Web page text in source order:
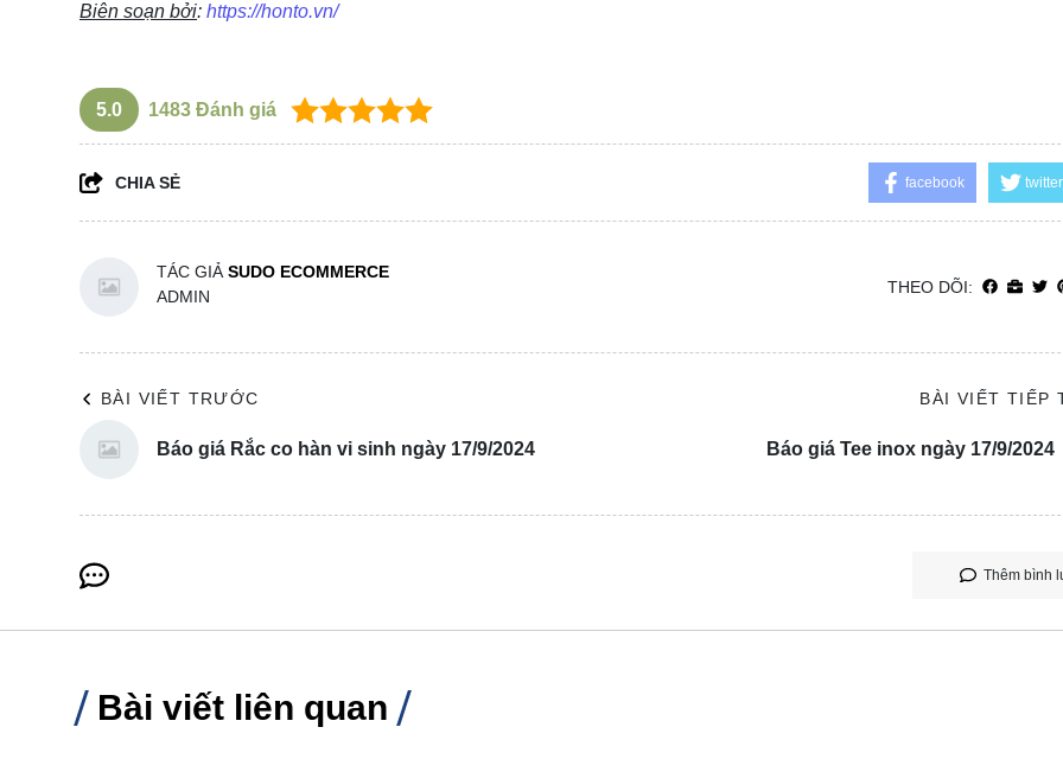
Biên soạn bởi: https://honto.vn/
5.0 1483 Đánh giá
CHIA SẺ facebook twitter
TÁC GIẢ SUDO ECOMMERCE
ADMIN
THEO DÕI:
BÀI VIẾT TRƯỚC
Báo giá Rắc co hàn vi sinh ngày 17/9/2024
BÀI VIẾT TIẾP
Báo giá Tee inox ngày 17/9/2024
Thêm bình
Bài viết liên quan